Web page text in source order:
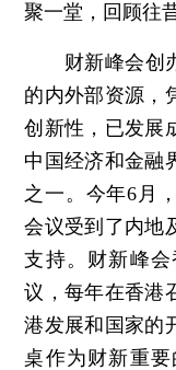
聚一堂，回顾往
财新峰会创办
的内外部资源，
创新性，已发展
中国经济和金融
之一。今年6月
会议受到了内地
支持。财新峰
议，每年在香港
港发展和国家的
桌作为财新重